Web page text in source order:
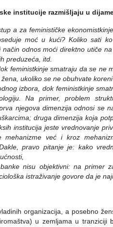
institucije razmišljaju u
a za feminističke
moć u kući? Koliko sati
odnos moći direktno utiče
preduzeća, itd.
feministkinje smatraju da se ne
ukoliko se ne obuhvate
izbora, dok feministkinje
Na primer, problem
njegova dimenzija odnosi se
druga dimenzija koja
institucija jeste vrednovanje
mehanizme već i kroz
pravo pitanje je: kako
nisu objektivni: na primer
istraživanje govore da je
organizacija, a posebno
u zemljama u